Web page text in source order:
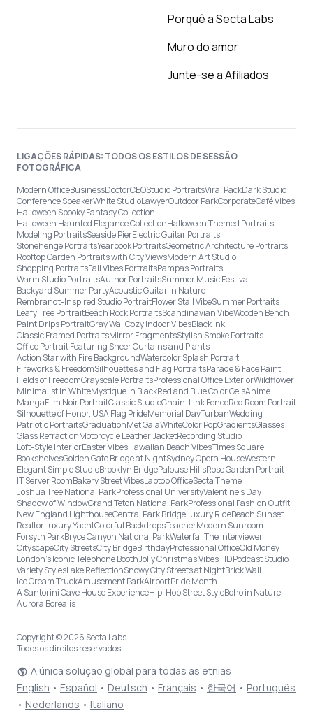
Porquê a Secta Labs
Muro do amor
Junte-se a Afiliados
LIGAÇÕES RÁPIDAS: TODOS OS ESTILOS DE SESSÃO
FOTOGRÁFICA
Modern OfficeBusinessDoctorCEOStudio PortraitsViral PackDark Studio
Conference SpeakerWhite StudioLawyerOutdoor ParkCorporateCafé Vibes
Halloween Spooky Fantasy Collection
Halloween Haunted Elegance CollectionHalloween Themed Portraits
Modeling PortraitsSeaside PierElectric Guitar Portraits
Stonehenge PortraitsYearbook PortraitsGeometric Architecture Portraits
Rooftop Garden Portraits with City ViewsModern Art Studio
Shopping PortraitsFall Vibes PortraitsPampas Portraits
Warm Studio PortraitsAuthor PortraitsSummer Music Festival
Backyard Summer PartyAcoustic Guitar in Nature
Rembrandt-Inspired Studio PortraitFlower Stall VibeSummer Portraits
Leafy Tree PortraitBeach Rock PortraitsScandinavian VibeWooden Bench
Paint Drips PortraitGray WallCozy Indoor VibesBlack Ink
Classic Framed PortraitsMirror FragmentsStylish Smoke Portraits
Office Portrait Featuring Sheer Curtains and Plants
Action Star with Fire BackgroundWatercolor Splash Portrait
Fireworks & FreedomSilhouettes and Flag PortraitsParade & Face Paint
Fields of FreedomGrayscale PortraitsProfessional Office ExteriorWildflower
Minimalist in WhiteMystique in BlackRed and Blue Color GelsAnime
MangaFilm Noir PortraitClassic StudioChain-Link FenceRed Room Portrait
Silhouette of Honor, USA Flag PrideMemorial DayTurbanWedding
Patriotic PortraitsGraduationMet GalaWhiteColor PopGradientsGlasses
Glass RefractionMotorcycle Leather JacketRecording Studio
Loft-Style InteriorEaster VibesHawaiian Beach VibesTimes Square
BookshelvesGolden Gate Bridge at NightSydney Opera HouseWestern
Elegant Simple StudioBrooklyn BridgePalouse HillsRose Garden Portrait
IT Server RoomBakery Street VibesLaptop OfficeSecta Theme
Joshua Tree National ParkProfessional UniversityValentine's Day
Shadow of WindowGrand Teton National ParkProfessional Fashion Outfit
New England LighthouseCentral Park BridgeLuxury RideBeach Sunset
RealtorLuxury YachtColorful BackdropsTeacherModern Sunroom
Forsyth ParkBryce Canyon National ParkWaterfallThe Interviewer
CityscapeCity StreetsCity BridgeBirthdayProfessional OfficeOld Money
London’s Iconic Telephone BoothJolly Christmas Vibes HDPodcast Studio
Variety StylesLake ReflectionSnowy City Streets at NightBrick Wall
Ice Cream TruckAmusement ParkAirportPride Month
A Santorini Cave House ExperienceHip-Hop Street StyleBoho in Nature
Aurora Borealis
Copyright © 2026 Secta Labs
Todos os direitos reservados.
A única solução global para todas as etnias
English • Español • Deutsch • Français • 한국어 • Português
• Nederlands • Italiano